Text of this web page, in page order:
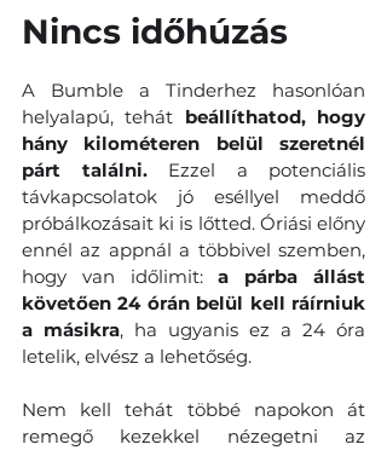
Nincs időhúzás
A Bumble a Tinderhez hasonlóan
helyalapú, tehát beállíthatod, hogy
hány kilométeren belül szeretnél
párt találni. Ezzel a potenciális
távkapcsolatok jó eséllyel meddő
próbálkozásait ki is lőtted. Óriási előny
ennél az appnál a többivel szemben,
hogy van időlimit: a párba állást
követően 24 órán belül kell ráírniuk
a másikra, ha ugyanis ez a 24 óra
letelik, elvész a lehetőség.
Nem kell tehát többé napokon át
remegő kezekkel nézegetni az